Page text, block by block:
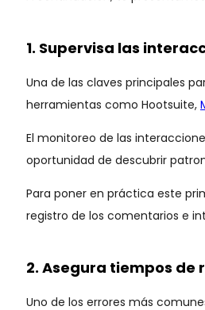
1. Supervisa las
Una de las claves principales
herramientas como Hootsuite,
El monitoreo de las
oportunidad de descubrir
Para poner en práctica este
registro de los comentarios e
2. Asegura tiempos
Uno de los errores más